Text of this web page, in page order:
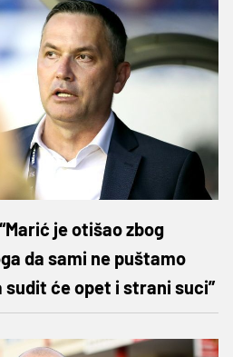
je otišao zbog
da sami ne puštamo
sudit će opet i strani suci”